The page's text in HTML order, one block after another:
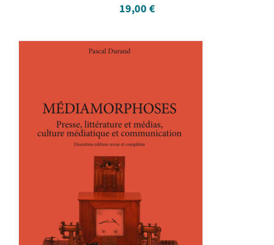
19,00 €